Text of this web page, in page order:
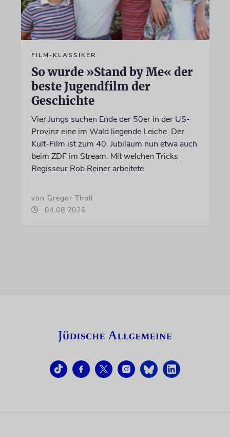
FILM-KLASSIKER
So wurde »Stand by Me« der
beste Jugendfilm der
Geschichte
Vier Jungs suchen Ende der 50er in der US-
Provinz eine im Wald liegende Leiche. Der
Kult-Film ist zum 40. Jubiläum nun etwa auch
beim ZDF im Stream. Mit welchen Tricks
Regisseur Rob Reiner arbeitete
von Gregor Tholl
04.08.2026